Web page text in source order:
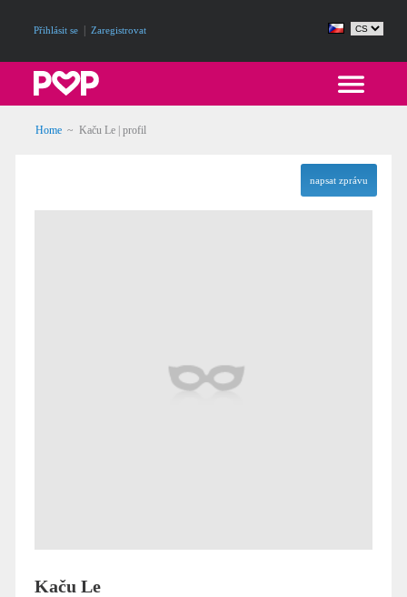
Přihlásit se Zaregistrovat
Home ~ Kaču Le | profil
napsat zprávu
Kaču Le